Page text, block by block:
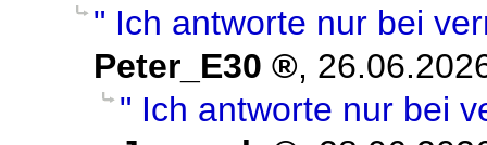
" Ich antworte nur bei
Peter_E30
,
" Ich antworte nur bei